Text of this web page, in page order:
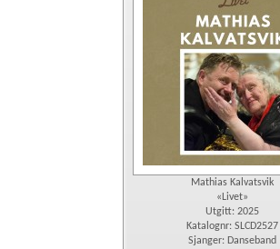
Mathias Kalvatsvik
«Livet»
Utgitt: 2025
Katalognr: SLCD2527
Sjanger: Danseband